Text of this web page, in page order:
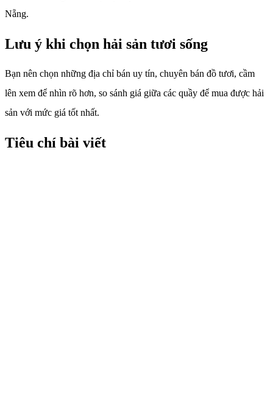
Nẵng.
Lưu ý khi chọn hải sản tươi sống
Bạn nên chọn những địa chỉ bán uy tín, chuyên bán đồ tươi, cầm
lên xem để nhìn rõ hơn, so sánh giá giữa các quầy để mua được hải
sản với mức giá tốt nhất.
Tiêu chí bài viết